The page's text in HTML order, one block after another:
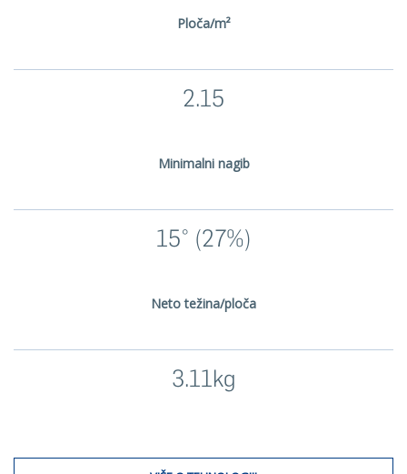
Ploča/m²
2.15
Minimalni nagib
15° (27%)
Neto težina/ploča
3.11kg